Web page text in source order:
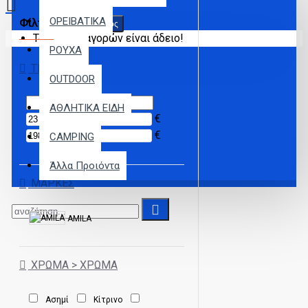
ΟΡΕΙΒΑΤΙΚΑ
ΡΟΥΧΑ
OUTDOOR
ΑΘΛΗΤΙΚΑ ΕΙΔΗ
CAMPING
Άλλα Προιόντα
Το καλάθι αγορών είναι άδειο!
Φίλτρα Καθαρισμός
ΤΙΜΉ
€
€
ΜΆΡΚΕΣ
AMILA
ΧΡΏΜΑ > ΧΡΏΜΑ
Ασημί Κίτρινο